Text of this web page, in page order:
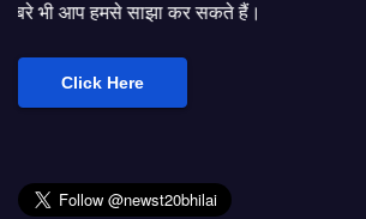
कर सकते हैं।
Click Here